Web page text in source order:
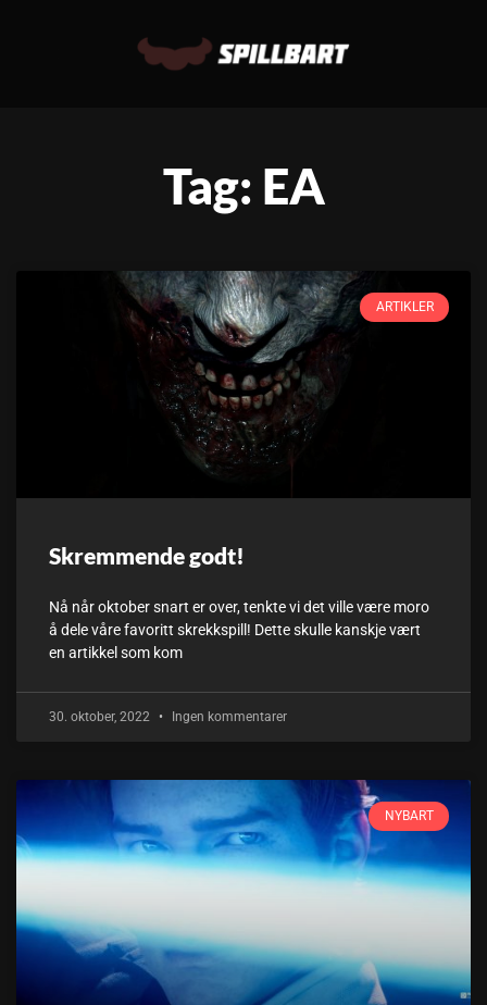
Tag: EA
ARTIKLER
Skremmende godt!
Nå når oktober snart er over, tenkte vi det ville være moro
å dele våre favoritt skrekkspill! Dette skulle kanskje vært
en artikkel som kom
30. oktober, 2022 Ingen kommentarer
NYBART